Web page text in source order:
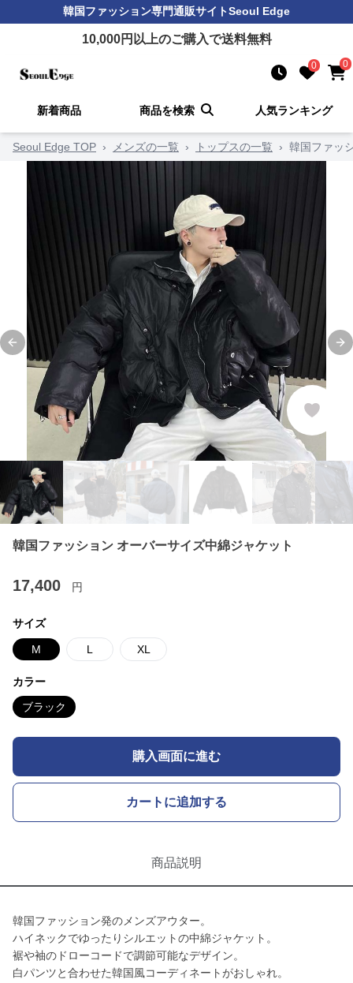
韓国ファッション専門通販サイトSeoul Edge
10,000円以上のご購入で送料無料
0 0
新着商品 商品を検索 人気ランキング
Seoul Edge TOP › メンズの一覧 › トップスの一覧 › 韓国ファッ
Previous slide
韓国ファッション オーバーサイズ中綿ジャケット
17,400 円
サイズ
M L XL
カラー
ブラック
購入画面に進む
カートに追加する
商品説明
韓国ファッション発のメンズアウター。
ハイネックでゆったりシルエットの中綿ジャケット。
裾や袖のドローコードで調節可能なデザイン。
白パンツと合わせた韓国風コーディネートがおしゃれ。